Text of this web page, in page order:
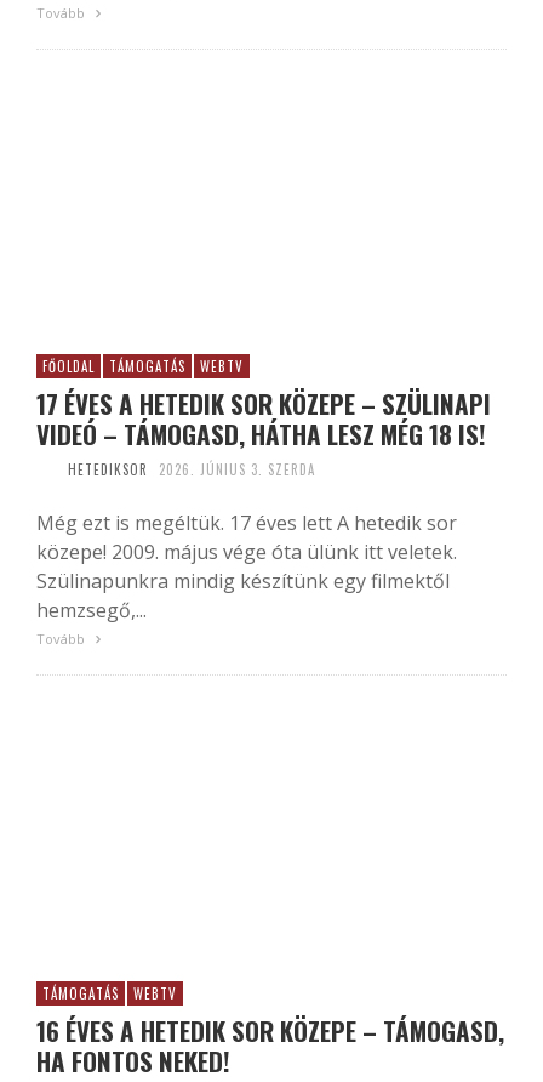
Tovább
FŐOLDAL TÁMOGATÁS WEBTV
17 ÉVES A HETEDIK SOR KÖZEPE – SZÜLINAPI
VIDEÓ – TÁMOGASD, HÁTHA LESZ MÉG 18 IS!
HETEDIKSOR 2026. JÚNIUS 3. SZERDA
Még ezt is megéltük. 17 éves lett A hetedik sor
közepe! 2009. május vége óta ülünk itt veletek.
Szülinapunkra mindig készítünk egy filmektől
hemzsegő,...
Tovább
TÁMOGATÁS WEBTV
16 ÉVES A HETEDIK SOR KÖZEPE – TÁMOGASD,
HA FONTOS NEKED!